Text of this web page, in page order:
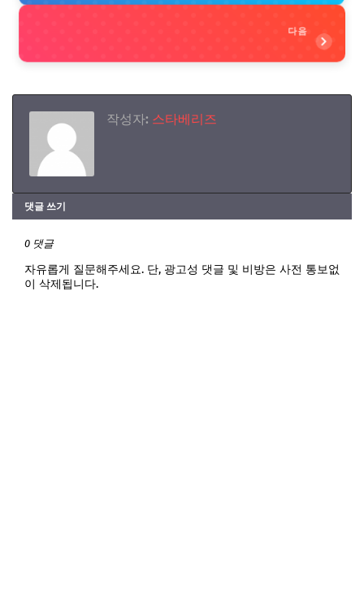
다음
작성자: 스타베리즈
댓글 쓰기
0 댓글
자유롭게 질문해주세요. 단, 광고성 댓글 및 비방은 사전 통보없
이 삭제됩니다.